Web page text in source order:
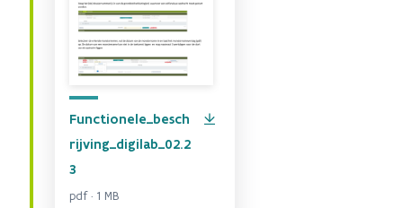
Functionele_besch
rijving_digilab_02.2
3
pdf · 1 MB